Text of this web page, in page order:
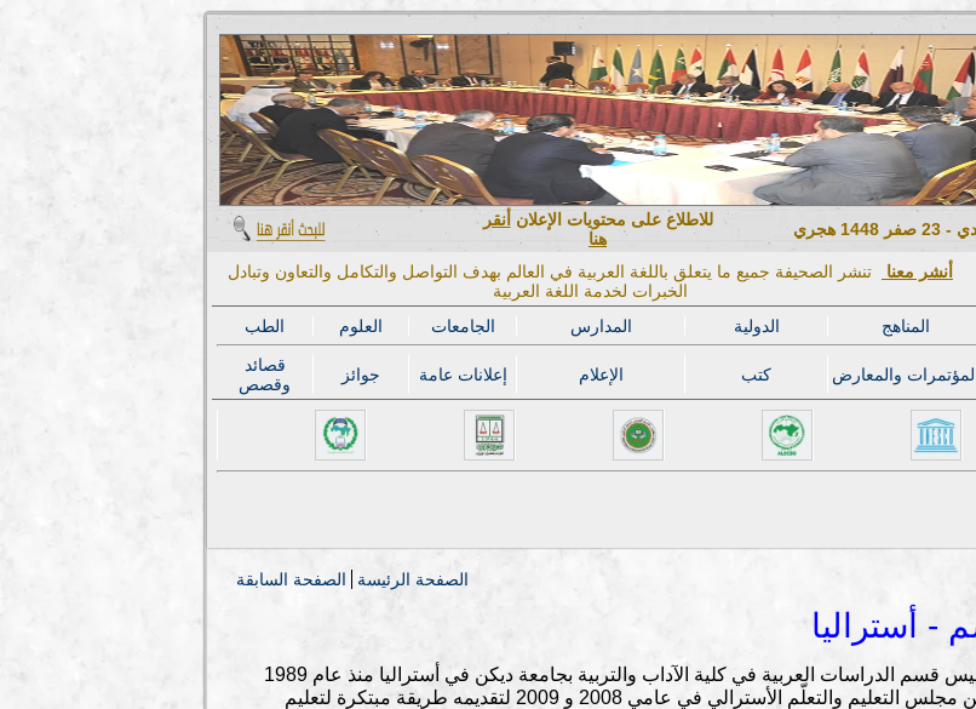
للاطلاع على محتويات الإعلان أنقر
هنا
أنشر معنا
تنشر الصحيفة جميع ما يتعلق باللغة العربية في العالم بهدف التواصل والتكامل والتعاون وتبادل
الخبرات لخدمة اللغة العربية
الطب العلوم الجامعات المدارس الدولية المناهج
قصائد
وقصص
جوائز إعلانات عامة الإعلام كتب والمعارض
الصفحة السابقة الصفحة الرئيسة
- أستراليا
الأستاذ عبدالحكيم قاسم هو رئيس قسم الدراسات العربية في كلية الآداب والتربية بجامعة ديكن في أستراليا منذ عام 1989
وحائز على جائزتين رفيعتين من مجلس التعليم والتعلّم الأسترالي في عامي 2008 و 2009 لتقديمه طريقة مبتكرة لتعليم